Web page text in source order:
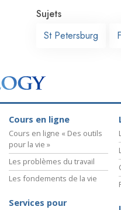
Sujets
St Petersburg
Cours en ligne
Cours en ligne « Des outils
pour la vie »
Les problèmes du travail
Les fondements de la vie
Services pour